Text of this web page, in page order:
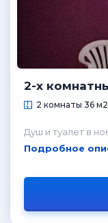
2-х
2 комнаты 36 м2
Душ и туалет в
Подробное